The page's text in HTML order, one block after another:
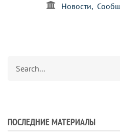
Новости
ПОСЛЕДНИЕ МАТЕРИАЛЫ